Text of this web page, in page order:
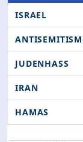
ISRAEL
JUDENHASS
IRAN
HAMAS